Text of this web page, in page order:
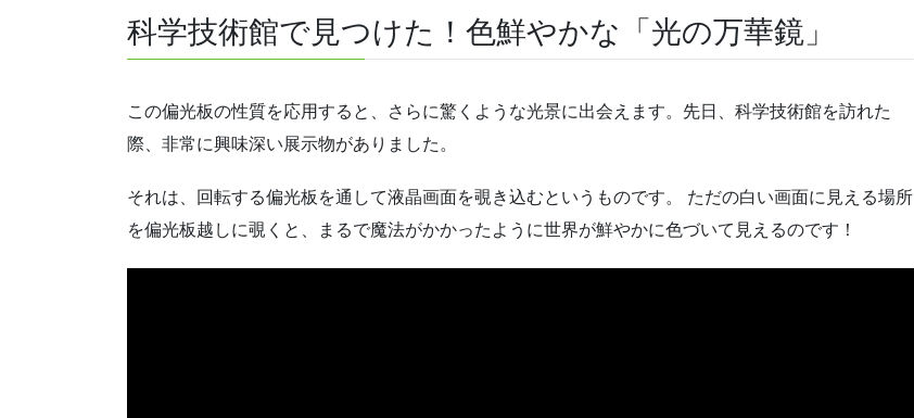
科学技術館で見つけた！色鮮やかな「光の万華鏡」
この偏光板の性質を応用すると、さらに驚くような光景に出会えます。先日、科学技術館を訪れた
際、非常に興味深い展示物がありました。
それは、回転する偏光板を通して液晶画面を覗き込むというものです。 ただの白い画面に見える場所
を偏光板越しに覗くと、まるで魔法がかかったように世界が鮮やかに色づいて見えるのです！